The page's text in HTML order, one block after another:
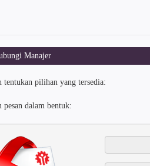
Manajer
tentukan pilihan yang tersedia:
dalam bentuk: